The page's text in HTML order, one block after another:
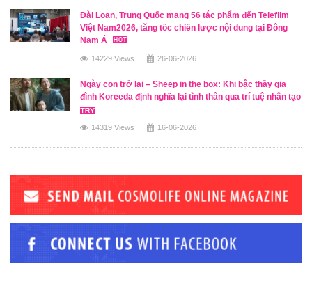
Đài Loan, Trung Quốc mang 56 tác phẩm đến Telefilm
Việt Nam2026, tăng tốc chiến lược nội dung tại Đông
Nam Á
14229 Views 26-06-2026
Ngày con trở lại – Sheep in the box: Khi bậc thầy gia
đình Koreeda định nghĩa lại tình thân qua trí tuệ nhân tạo
14319 Views 16-06-2026